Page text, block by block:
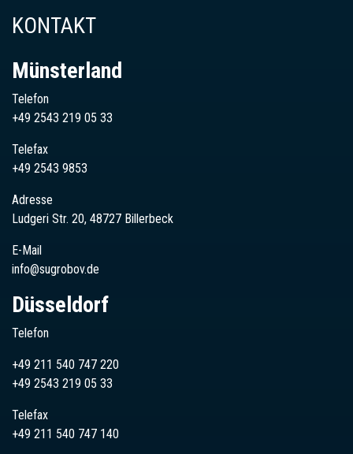
KONTAKT
Münsterland
Telefon
+49 2543 219 05 33
Telefax
+49 2543 9853
Adresse
Ludgeri Str. 20, 48727 Billerbeck
E-Mail
info@sugrobov.de
Düsseldorf
Telefon
+49 211 540 747 220
+49 2543 219 05 33
Telefax
+49 211 540 747 140